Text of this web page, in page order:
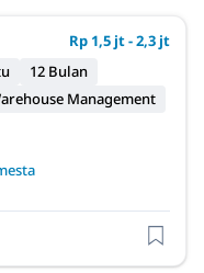
Rp 1,5 jt - 2,3 jt
12 Bulan
Management